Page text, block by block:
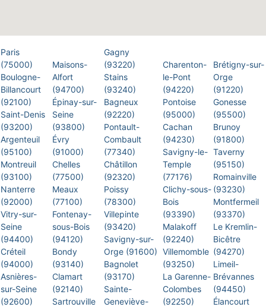
Paris
(75000)
Boulogne-
Billancourt
(92100)
Saint-Denis
(93200)
Argenteuil
(95100)
Montreuil
(93100)
Nanterre
(92000)
Vitry-sur-
Seine
(94400)
Créteil
(94000)
Asnières-
sur-Seine
(92600)
Maisons-
Alfort
(94700)
Épinay-sur-
Seine
(93800)
Évry
(91000)
Chelles
(77500)
Meaux
(77100)
Fontenay-
sous-Bois
(94120)
Bondy
(93140)
Clamart
(92140)
Sartrouville
Gagny
(93220)
Stains
(93240)
Bagneux
(92220)
Pontault-
Combault
(77340)
Châtillon
(92320)
Poissy
(78300)
Villepinte
(93420)
Savigny-sur-
Orge (91600)
Bagnolet
(93170)
Sainte-
Geneviève-
Charenton-
le-Pont
(94220)
Pontoise
(95000)
Cachan
(94230)
Savigny-le-
Temple
(77176)
Clichy-sous-
Bois
(93390)
Malakoff
(92240)
Villemomble
(93250)
La Garenne-
Colombes
(92250)
Brétigny-sur-
Orge
(91220)
Gonesse
(95500)
Brunoy
(91800)
Taverny
(95150)
Romainville
(93230)
Montfermeil
(93370)
Le Kremlin-
Bicêtre
(94270)
Limeil-
Brévannes
(94450)
Élancourt